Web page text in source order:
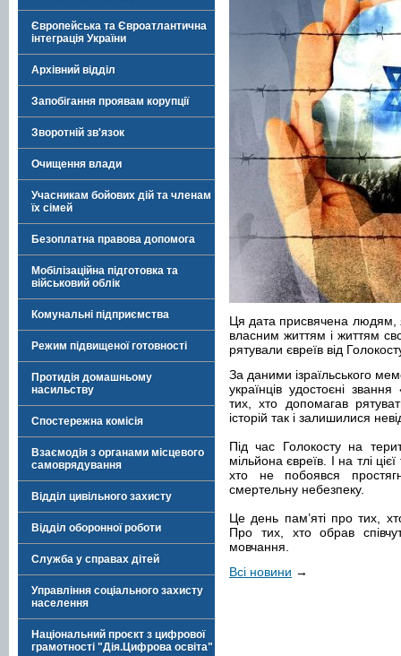
Європейська та Євроатлантична
інтеграція України
Архівний відділ
Запобігання проявам корупції
Зворотній зв'язок
Очищення влади
Учасникам бойових дій та членам
їх сімей
Безоплатна правова допомога
Мобілізаційна підготовка та
військовий облік
Комунальні підприємства
Режим підвищеної готовності
Протидія домашньому
насильству
Спостережна комісія
Взаємодія з органами місцевого
самоврядування
Відділ цивільного захисту
Відділ оборонної роботи
Служба у справах дітей
Управління соціального захисту
населення
Національний проєкт з цифрової
грамотності "Дія.Цифрова освіта"
Ця дата присвячена людям,
власним життям і життям
рятували євреїв від
За даними ізраїльського
українців удостоєні
тих, хто допомагав
історій так і залишилися
Під час Голокосту на
мільйона євреїв. І на тлі
хто не побоявся
смертельну небезпеку.
Це день пам’яті про тих,
Про тих, хто обрав
мовчання.
Всі новини →